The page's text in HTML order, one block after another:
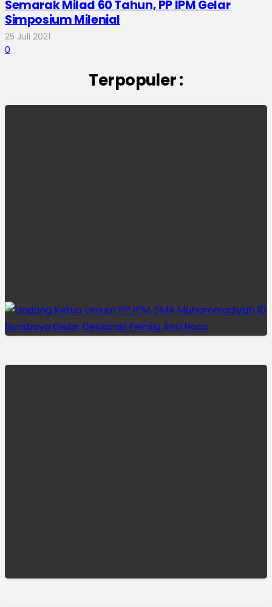
Semarak Milad 60 Tahun, PP IPM Gelar
Simposium Milenial
25 Juli 2021
0
Terpopuler :